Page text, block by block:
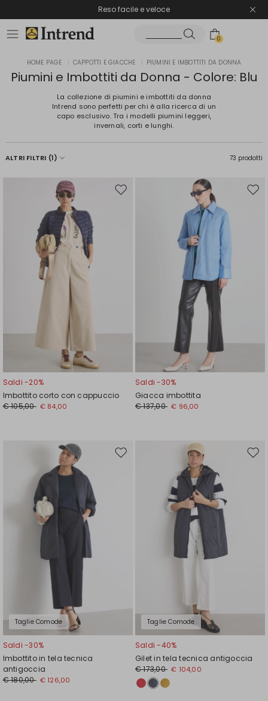
Spedizione gratuita
Reso facile e veloce
0
HOME PAGE CAPPOTTI E GIACCHE PIUMINI E IMBOTTITI DA DONNA
Piumini e Imbottiti da Donna - Colore: Blu
La collezione di piumini e imbottiti da donna
Intrend sono perfetti per chi è alla ricerca di un
capo esclusivo. Tra i modelli piumini leggeri,
invernali, corti e lunghi.
ALTRI FILTRI (1) 73 prodotti
Sposta
Saldi -20%
Imbottito corto con cappuccio
€ 105,00 € 84,00
Saldi -30%
Giacca imbottita
€ 137,00 € 96,00
Taglie Comode
Sposta
Saldi -30%
Imbottito in tela tecnica
antigoccia
€ 180,00 € 126,00
Taglie Comode
Saldi -40%
Gilet in tela tecnica antigoccia
€ 173,00 € 104,00